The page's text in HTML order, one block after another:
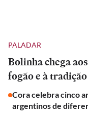
PALADAR
Bolinha chega
fogão e à tradição
Cora celebra cinco
argentinos de